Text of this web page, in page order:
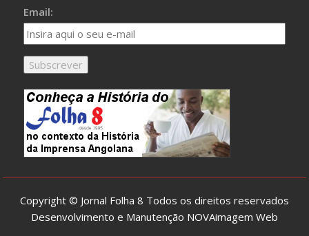
Email:
Copyright © Jornal Folha 8 Todos os direitos reservados
Desenvolvimento e Manutenção NOVAimagem Web